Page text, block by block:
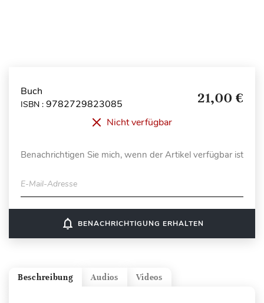
Buch
ISBN : 9782729823085 21,00 €
Nicht verfügbar
Benachrichtigen Sie mich, wenn der Artikel verfügbar ist
E-Mail-Adresse
notifications_none BENACHRICHTIGUNG ERHALTEN
Videos
Audios
Beschreibung